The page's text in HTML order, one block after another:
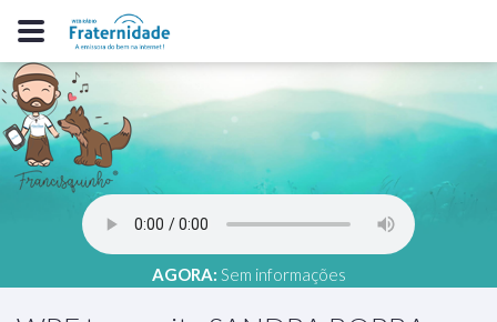
AGORA: Sem informações